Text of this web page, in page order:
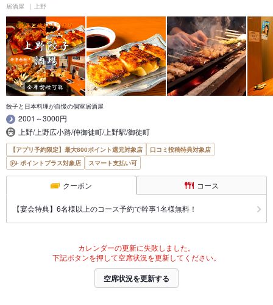
居酒屋 上野
餃子と日本料理が自慢の個室居酒屋
2001～3000円
上野/上野広小路/仲御徒町/上野駅/御徒町
【アプリ予約限定】最大800ポイント還元対象店
口コミ投稿特典対象店
ポイントプラス対象店
スマート支払い可
クーポン コース
【宴会特典】6名様以上のコース予約で幹事1名様無料！
カレンダーの更新に失敗しました。
下記ボタンを押して空席状況を更新してください。
空席状況を更新する